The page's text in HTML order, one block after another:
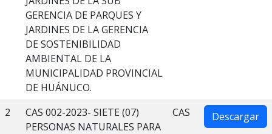
GERENCIA DE PARQUES Y
JARDINES DE LA GERENCIA
DE SOSTENIBILIDAD
AMBIENTAL DE LA
MUNICIPALIDAD PROVINCIAL
DE HUÁNUCO.
2
CAS 002-2023- SIETE (07)
PERSONAS NATURALES PARA
CAS Descargar